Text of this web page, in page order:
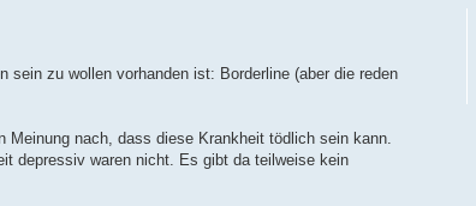
sein zu wollen vorhanden ist: Borderline (aber die reden
nach, dass diese Krankheit tödlich sein kann.
depressiv waren nicht. Es gibt da teilweise kein